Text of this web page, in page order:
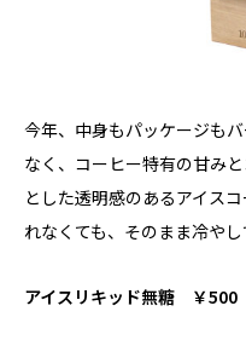
今年、中身もパッケージも
なく、コーヒー特有の甘み
とした透明感のあるアイス
れなくても、そのまま冷やし
アイスリキッド無糖 ￥500